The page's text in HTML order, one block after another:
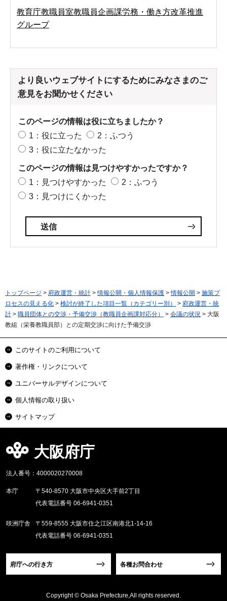
教育庁教職員室教職員企画課労務・働き方改革推進
グループ
より良いウェブサイトにするためにみなさまのご
意見をお聞かせください
このページの情報は役に立ちましたか？
1：役に立った
2：ふつう
3：役に立たなかった
このページの情報は見つけやすかったですか？
1：見つけやすかった
2：ふつう
3：見つけにくかった
トップページ > 府政運営・統計 >情報公開・個人情報保護 >情報公開 > 施策プ
ロセスの見える化 > 検討が終了した項目一覧（カテゴリー別） > 府政運営・統
計 > 職員団体との交渉・予備交渉（教職員企画課対応分） > 会議の状況 > 大阪
教組（栄養教職員部）との定期交渉に向けた予備交渉
このサイトのご利用について
著作権・リンクについて
ユニバーサルデザインについて
個人情報の取り扱い
サイトマップ
大阪府庁
法人番号：4000020270008
本庁
〒540-8570 大阪市中央区大手前2丁目
代表電話番号 06-6941-0351
咲洲庁舎
〒559-8555 大阪市住之江区南港北1-14-16
代表電話番号 06-6941-0351
府庁への行き方 各種お問合わせ
Copyright © Osaka Prefecture,All rights reserved.